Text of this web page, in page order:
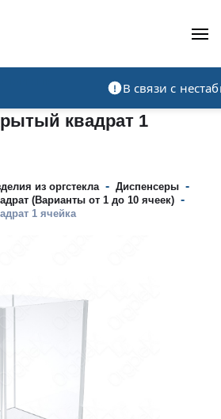
В связи с
квадрат 1
из оргстекла - Диспенсеры -
(Варианты от 1 до 10 ячеек) -
1 ячейка